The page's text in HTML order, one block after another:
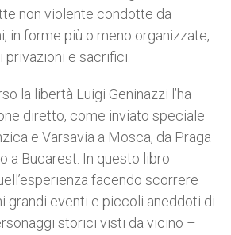
non violente condotte da
in forme più o meno organizzate,
privazioni e sacrifici.
la libertà Luigi Geninazzi l’ha
diretto, come inviato speciale
e Varsavia a Mosca, da Praga
a Bucarest. In questo libro
facendo scorrere
grandi eventi e piccoli aneddoti di
storici visti da vicino –